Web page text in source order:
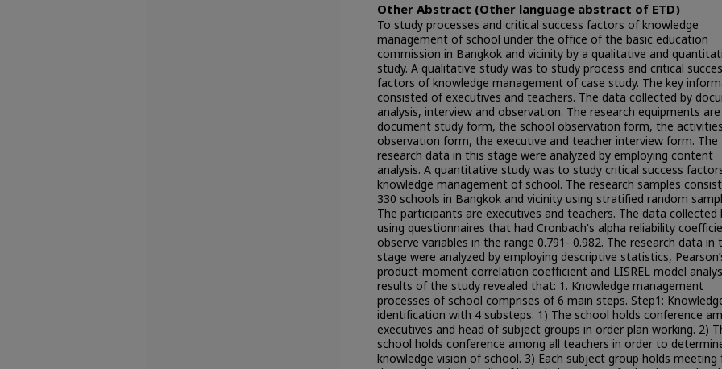
Other Abstract (Other language abstract of ETD)
To study processes and critical success factors of knowledge
management of school under the office of the basic education
commission in Bangkok and vicinity by a qualitative and
study. A qualitative study was to study process and critical
factors of knowledge management of case study. The key
consisted of executives and teachers. The data collected by
analysis, interview and observation. The research equipments
document study form, the school observation form, the
observation form, the executive and teacher interview form. The
research data in this stage were analyzed by employing content
analysis. A quantitative study was to study critical success
knowledge management of school. The research samples
330 schools in Bangkok and vicinity using stratified random
The participants are executives and teachers. The data collected
using questionnaires that had Cronbach's alpha reliability
observe variables in the range 0.791- 0.982. The research data in
stage were analyzed by employing descriptive statistics,
product-moment correlation coefficient and LISREL model
results of the study revealed that: 1. Knowledge management
processes of school comprises of 6 main steps. Step1:
identification with 4 substeps. 1) The school holds conference
executives and head of subject groups in order plan working. 2)
school holds conference among all teachers in order to
knowledge vision of school. 3) Each subject group holds meeting